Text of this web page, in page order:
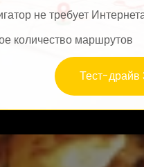
не требует
количество маршрутов
Тест-драйв